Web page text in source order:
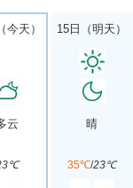
今天）
云
15日（明天）
晴
35℃/23℃